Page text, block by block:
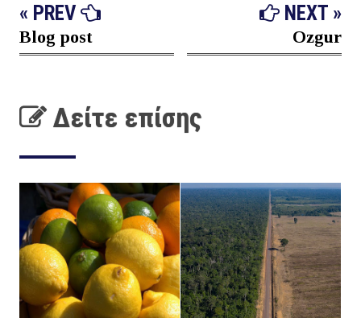
« PREV
Blog post
NEXT »
Ozgur
Δείτε επίσης